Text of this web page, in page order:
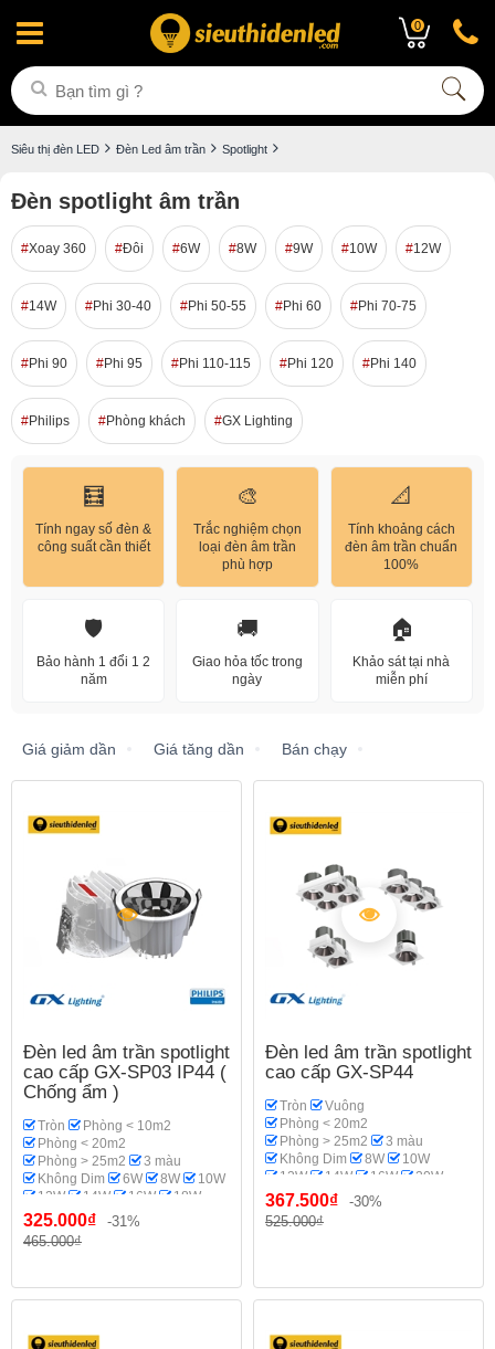
0
Siêu thị đèn LED Đèn Led âm trần Spotlight
Đèn spotlight âm trần
Xoay 360 Đôi 6W 8W 9W 10W 12W
14W Phi 30-40 Phi 50-55 Phi 60 Phi 70-75
Phi 90 Phi 95 Phi 110-115 Phi 120 Phi 140
Philips Phòng khách GX Lighting
🧮
Tính ngay số đèn &
công suất cần thiết
🎨
Trắc nghiệm chọn
loại đèn âm trần
phù hợp
📐
Tính khoảng cách
đèn âm trần chuẩn
100%
🛡️
Bảo hành 1 đổi 1 2
năm
🚚
Giao hỏa tốc trong
ngày
🏠
Khảo sát tại nhà
miễn phí
Giá giảm dần Giá tăng dần Bán chạy
Đèn led âm trần spotlight
cao cấp GX-SP03 IP44 (
Chống ẩm )
Tròn
Phòng < 10m2
Phòng < 20m2
Phòng > 25m2
3 màu
Không Dim
6W 8W
10W
12W
14W 16W
18W
20W
Spotlight
Phi 95
GX Lighting
325.000₫
-31%
465.000₫
Đèn led âm trần spotlight
cao cấp GX-SP44
Tròn
Vuông
Phòng < 20m2
Phòng > 25m2
3 màu
Không Dim
8W
10W
12W
14W 16W
20W
18W
Spotlight
Phòng khách
367.500₫
-30%
525.000₫